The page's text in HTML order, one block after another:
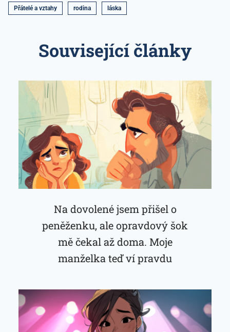
Přátelé a vztahy rodina láska
Související články
Na dovolené jsem přišel o
peněženku, ale opravdový šok
mě čekal až doma. Moje
manželka teď ví pravdu